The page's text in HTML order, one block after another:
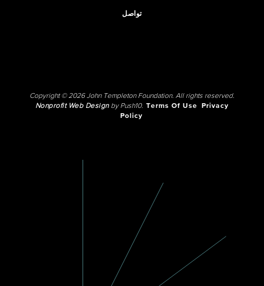
تواصل
Copyright © 2026 John Templeton Foundation. All rights reserved.
Nonprofit Web Designby Push10. Terms Of Use
Privacy
Policy